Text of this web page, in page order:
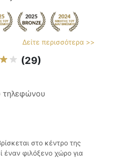
Δείτε περισσότερα >>
(29)
τηλεφώνου
στο κέντρο της
έναν φιλόξενο χώρο για